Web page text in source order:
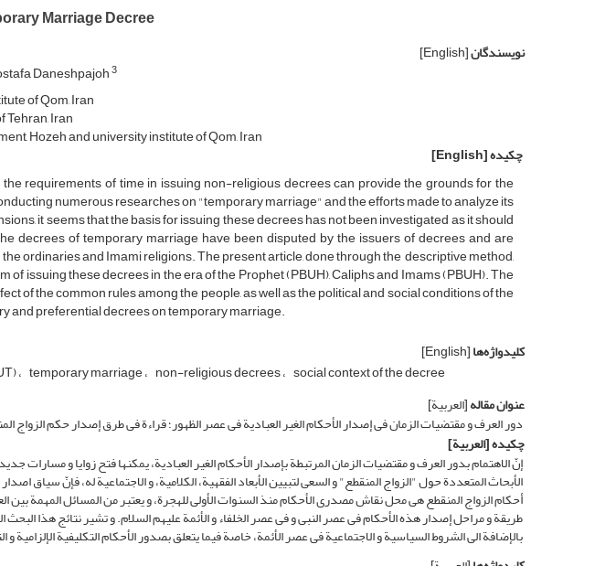
Marriage Decree
نویسندگان[English]
Daneshpajoh3
of Qom, Iran
Iran
Hozeh and university institute of Qom, Iran
چکیده[English]
requirements of time in issuing non-religious decrees can provide the grounds for the
numerous researches on "temporary marriage" and the efforts made to analyze its
it seems that the basis for issuing these decrees has not been investigated as it should
decrees of temporary marriage have been disputed by the issuers of decrees and are
ordinaries and Imami religions. The present article, done through the descriptive method,
of issuing these decrees in the era of the Prophet (PBUH), Caliphs and Imams (PBUH). The
of the common rules among the people, as well as the political and social conditions of the
and preferential decrees on temporary marriage.
کلیدواژه‌ها[English]
temporary marriage non-religious decrees social context of the decree
عنوان مقاله[العربیة]
دور العرف و مقتضیات الزمان فی إصدار الأحکام الغیر العبادیة فی عصر الظهور؛ قراءة فی طرق إصدار حکم الزواج
چکیده[العربیة]
إنّ الاهتمام بدور العرف و مقتضیات الزمان المرتبطة بإصدار الأحکام الغیر العبادیة، یمکنها فتح زوایا و مسارات
الأبحاث المتعددة حول "الزواج المنقطع" و السعی لتبیین الأبعاد الفقهیة، الکلامیة، و الاجتماعیة له، فإنّ سیاق
أحکام الزواج المنقطع هی محل نقاش مصدری الأحکام منذ السنوات الأولى للهجرة، و یعتبر من المسائل المهمة
طریقة و مراحل إصدار هذه الأحکام فی عصر النبی و فی عصر الخلفاء و الأئمة علیهم السلام. و تشیر نتائج هذا البحث الى
بالإضافة الى الشروط السیاسیة و الاجتماعیة فی عصر الأئمة، خاصة فیما یتعلق بصدور الأحکام التکلیفیة الإلزامیة و